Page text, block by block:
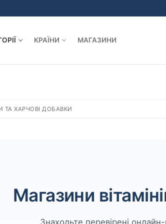
КРАЇНИ МАГАЗИНИ
ТА ХАРЧОВІ ДОБАВКИ
Магазини